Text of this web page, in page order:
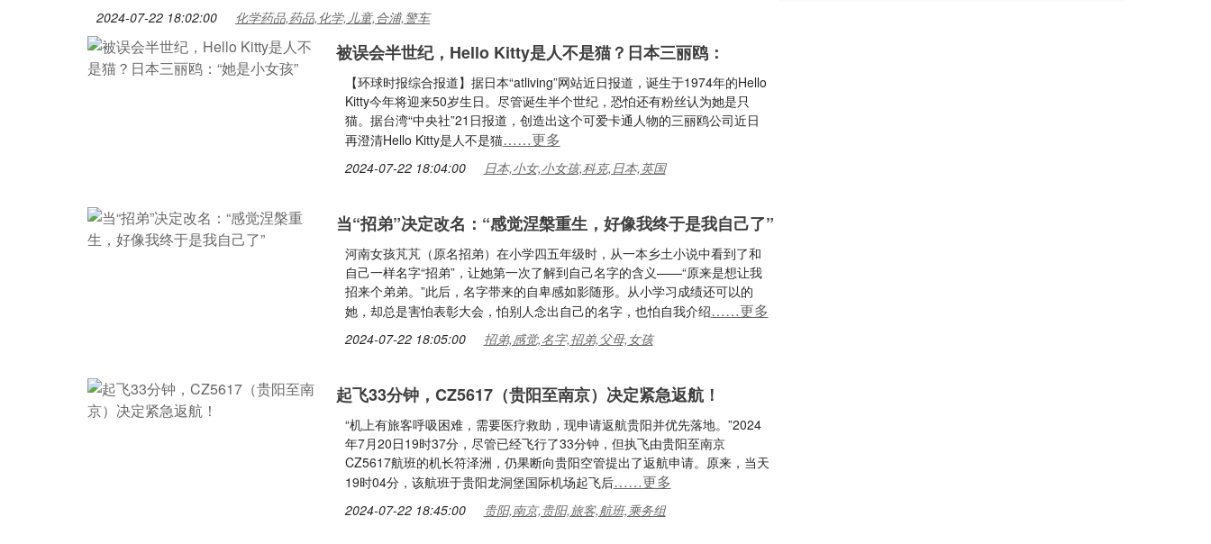
2024-07-22 18:02:00 化学药品,药品,化学,儿童,合浦,警车
被误会半世纪，Hello Kitty是人不是猫？日本三丽鸥：
【环球时报综合报道】据日本“atliving”网站近日报道，诞生于1974年的Hello
Kitty今年将迎来50岁生日。尽管诞生半个世纪，恐怕还有粉丝认为她是只
猫。据台湾“中央社”21日报道，创造出这个可爱卡通人物的三丽鸥公司近日
再澄清Hello Kitty是人不是猫……更多
2024-07-22 18:04:00 日本,小女,小女孩,科克,日本,英国
当“招弟”决定改名：“感觉涅槃重生，好像我终于是我自己了”
河南女孩芃芃（原名招弟）在小学四五年级时，从一本乡土小说中看到了和
自己一样名字“招弟”，让她第一次了解到自己名字的含义——“原来是想让我
招来个弟弟。”此后，名字带来的自卑感如影随形。从小学习成绩还可以的
她，却总是害怕表彰大会，怕别人念出自己的名字，也怕自我介绍……更多
2024-07-22 18:05:00 招弟,感觉,名字,招弟,父母,女孩
起飞33分钟，CZ5617（贵阳至南京）决定紧急返航！
“机上有旅客呼吸困难，需要医疗救助，现申请返航贵阳并优先落地。”2024
年7月20日19时37分，尽管已经飞行了33分钟，但执飞由贵阳至南京
CZ5617航班的机长符泽洲，仍果断向贵阳空管提出了返航申请。原来，当天
19时04分，该航班于贵阳龙洞堡国际机场起飞后……更多
2024-07-22 18:45:00 贵阳,南京,贵阳,旅客,航班,乘务组